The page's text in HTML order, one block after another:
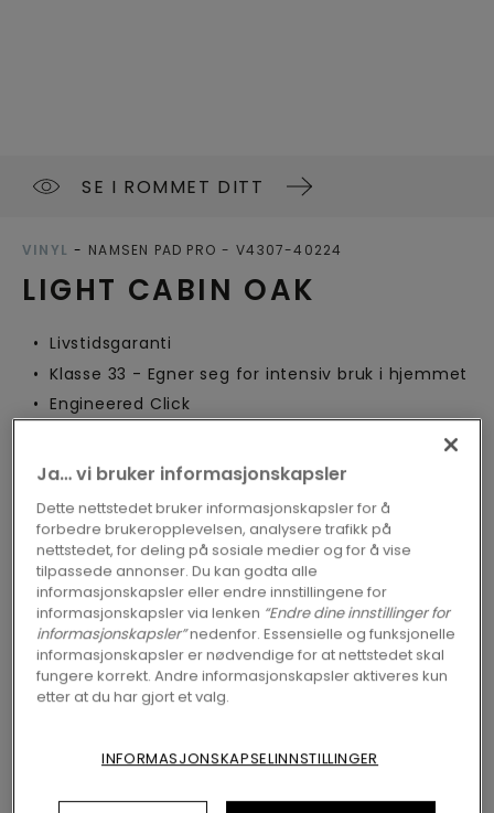
SE I ROMMET DITT
LIGHT CABIN OAK
VINYL NAMSEN PAD PRO V4307-40224
Livstidsgaranti
Klasse 33 - Egner seg for intensiv bruk i hjemmet
Engineered Click
Integrert underlag
FINN EN FORHANDLER NÆR DEG
Vil du se dette gulvet i virkeligheten? Har du
fremdeles spørsmål? Ikke noe problem! Du
finner alltid en Pergo-forhandler nær deg.
Ja… vi bruker informasjonskapsler
Dette nettstedet bruker informasjonskapsler for å
forbedre brukeropplevelsen, analysere trafikk på
nettstedet, for deling på sosiale medier og for å vise
tilpassede annonser. Du kan godta alle
informasjonskapsler eller endre innstillingene for
informasjonskapsler via lenken “Endre dine innstillinger for
informasjonskapsler”nedenfor. Essensielle og funksjonelle
informasjonskapsler er nødvendige for at nettstedet skal
fungere korrekt. Andre informasjonskapsler aktiveres kun
etter at du har gjort et valg.
INFORMASJONSKAPSELINNSTILLINGER